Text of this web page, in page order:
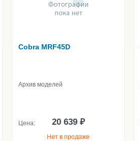
Cobra MRF45D
Архив моделей
Цена: 20 639 ₽
Нет в продаже